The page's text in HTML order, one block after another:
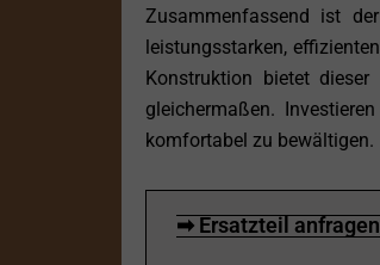
Zusammenfassend ist
leistungsstarken,
Konstruktion bietet
gleichermaßen.
komfortabel zu bewältigen.
➡ Ersatzteil anfragen